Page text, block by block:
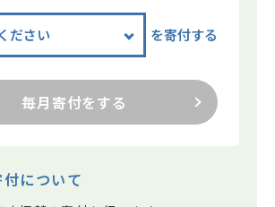
を寄付する
毎月寄付をする
付について